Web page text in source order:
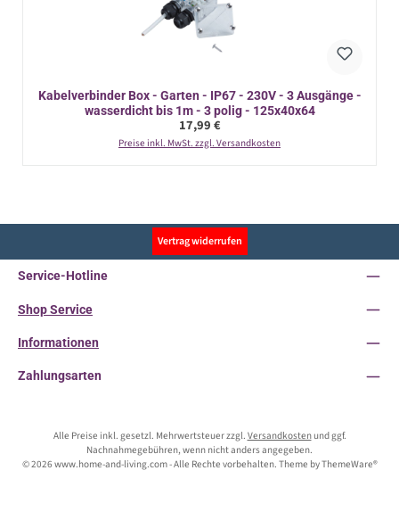
Kabelverbinder Box - Garten - IP67 - 230V - 3 Ausgänge -
wasserdicht bis 1m - 3 polig - 125x40x64
Regulärer Preis:
17,99 €
Preise inkl. MwSt. zzgl. Versandkosten
Vertrag widerrufen
Service-Hotline
Shop Service
Informationen
Zahlungsarten
Alle Preise inkl. gesetzl. Mehrwertsteuer zzgl. Versandkostenund ggf.
Nachnahmegebühren, wenn nicht anders angegeben.
© 2026 www.home-and-living.com - Alle Rechte vorbehalten. Theme byThemeWare®